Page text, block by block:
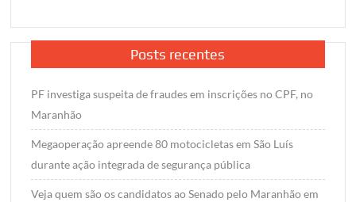
Posts recentes
PF investiga suspeita de fraudes em inscrições no CPF, no
Maranhão
Megaoperação apreende 80 motocicletas em São Luís
durante ação integrada de segurança pública
Veja quem são os candidatos ao Senado pelo Maranhão em